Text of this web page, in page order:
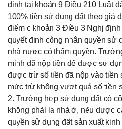
định tại khoản 9 Điều 210 Luật
100% tiền sử dụng đất theo giá
điểm c khoản 3 Điều 3 Nghị
quyết định công nhận quyền sử
nhà nước có thẩm quyền.
minh đã nộp tiền để được sử
được trừ số tiền đã nộp vào tiền
mức trừ không vượt quá số tiền
2. Trường hợp sử dụng đất có
không phải là nhà ở, nếu được
quyền sử dụng đất sản xuất